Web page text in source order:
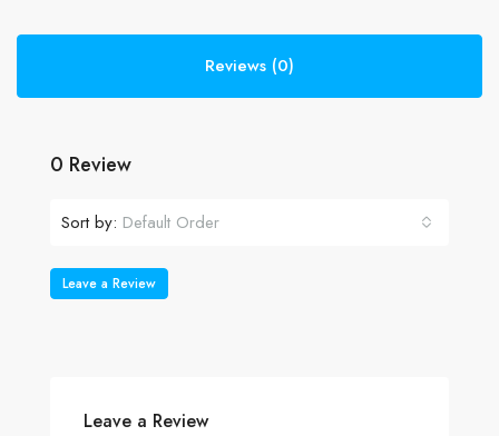
Reviews (0)
0 Review
Sort by: Default Order
Leave a Review
Leave a Review